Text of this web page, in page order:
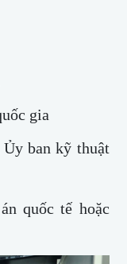
gia
ban kỹ thuật
quốc tế hoặc